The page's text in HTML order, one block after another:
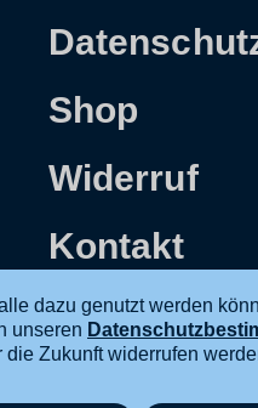
Shop
Widerruf
Kontakt
dazu genutzt werden
unseren
Zukunft widerrufen